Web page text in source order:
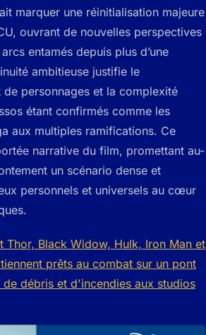
marquer une réinitialisation majeure
ouvrant de nouvelles perspectives
entamés depuis plus d’une
ambitieuse justifie le
de personnages et la complexité
étant confirmés comme les
aux multiples ramifications. Ce
narrative du film, promettant au-
un scénario dense et
personnels et universels au cœur